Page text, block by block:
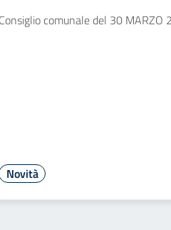
Consiglio comunale del 30 MARZO
Novità